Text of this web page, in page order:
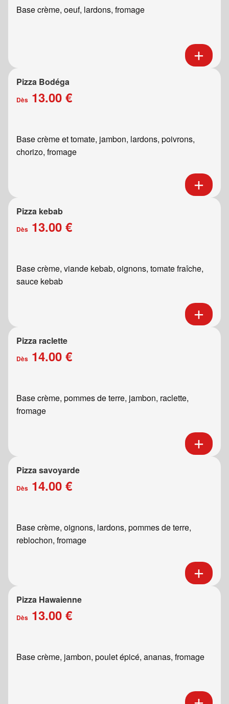
Base crème, oeuf, lardons, fromage
Pizza Bodéga
Dès 13.00 €
Base crème et tomate, jambon, lardons, poivrons,
chorizo, fromage
Pizza kebab
Dès 13.00 €
Base crème, viande kebab, oignons, tomate fraîche,
sauce kebab
Pizza raclette
Dès 14.00 €
Base crème, pommes de terre, jambon, raclette,
fromage
Pizza savoyarde
Dès 14.00 €
Base crème, oignons, lardons, pommes de terre,
reblochon, fromage
Pizza Hawaienne
Dès 13.00 €
Base crème, jambon, poulet épicé, ananas, fromage